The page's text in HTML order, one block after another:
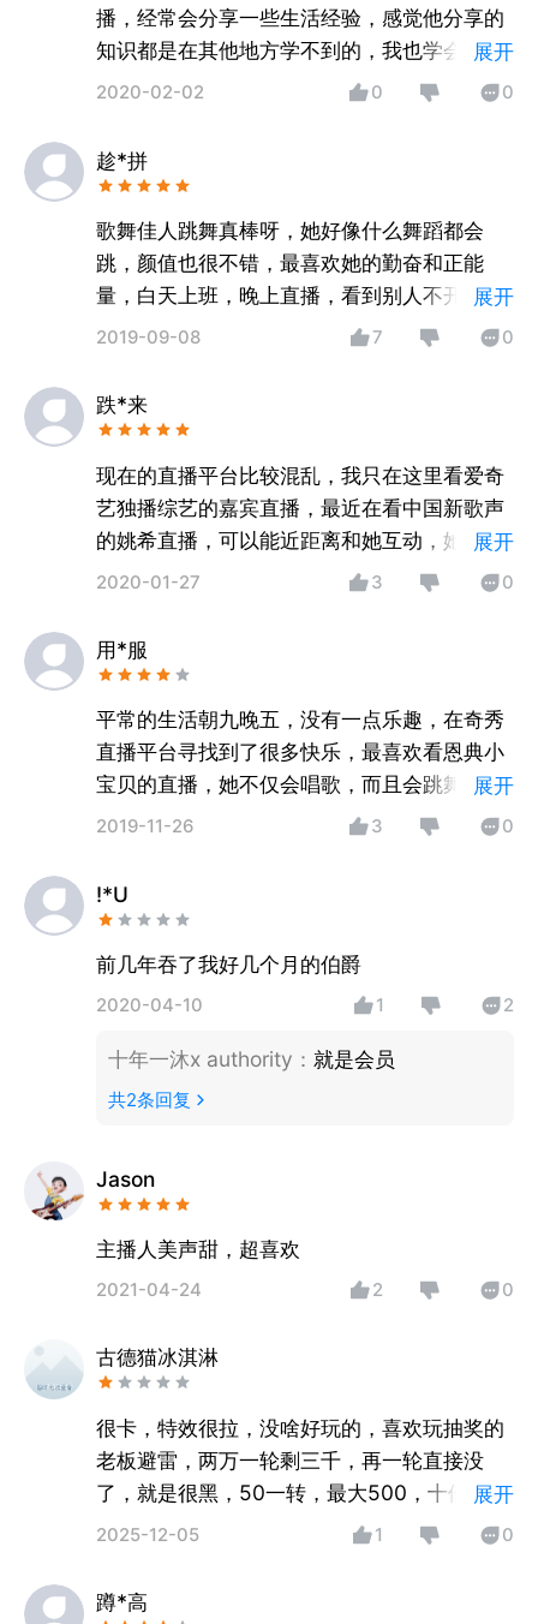
播，经常会分享一些生活经验，感觉他分享的
知识都是在其他地方学不到的，我也学会很多
生活小技巧！为什么身边人都不玩直播呢，推
快乐呢
展开
2020-02-02 0 0
趁*拼
歌舞佳人跳舞真棒呀，她好像什么舞蹈都会
跳，颜值也很不错，最喜欢她的勤奋和正能
量，白天上班，晚上直播，看到别人不开心了
会跳一些搞笑的舞蹈逗乐大家，还会帮助大家
展开
2019-09-08 7 0
跌*来
现在的直播平台比较混乱，我只在这里看爱奇
艺独播综艺的嘉宾直播，最近在看中国新歌声
的姚希直播，可以能近距离和她互动，她会分
享很多正能量的信息，希望它越来越好，多请
展开
2020-01-27 3 0
用*服
平常的生活朝九晚五，没有一点乐趣，在奇秀
直播平台寻找到了很多快乐，最喜欢看恩典小
宝贝的直播，她不仅会唱歌，而且会跳舞，也
会和大家聊天，感觉很有才，给我枯燥的生活
展开
2019-11-26 3 0
!*U
前几年吞了我好几个月的伯爵
2020-04-10 1 2
十年一沐x authority ： 就是会员
共2条回复
Jason
主播人美声甜，超喜欢
2021-04-24 2 0
古德猫冰淇淋
很卡，特效很拉，没啥好玩的，喜欢玩抽奖的
老板避雷，两万一轮剩三千，再一轮直接没
了，就是很黑，50一转，最大500，十倍的礼
物值，概率0.1
展开
2025-12-05 1 0
蹲*高